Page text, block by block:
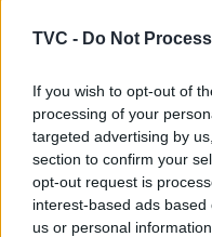
TVC - Do Not
If you wish to opt-out of
processing of your
targeted advertising by
section to confirm your
opt-out request is
interest-based ads
us or personal
parques de recolha